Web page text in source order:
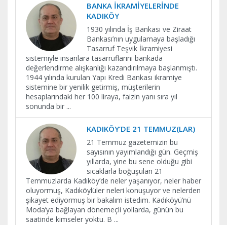
BANKA İKRAMİYELERİNDE
KADIKÖY
1930 yılında İş Bankası ve Ziraat
Bankası’nın uygulamaya başladığı
Tasarruf Teşvik İkramiyesi
sistemiyle insanlara tasarruflarını bankada
değerlendirme alışkanlığı kazandırılmaya başlanmıştı.
1944 yılında kurulan Yapı Kredi Bankası ikramiye
sistemine bir yenilik getirmiş, müşterilerin
hesaplarındaki her 100 liraya, faizin yanı sıra yıl
sonunda bir ...
KADIKÖY’DE 21 TEMMUZ(LAR)
21 Temmuz gazetemizin bu
sayısının yayımlandığı gün. Geçmiş
yıllarda, yine bu sene olduğu gibi
sıcaklarla boğuşulan 21
Temmuzlarda Kadıköy’de neler yaşanıyor, neler haber
oluyormuş, Kadıköylüler neleri konuşuyor ve nelerden
şikayet ediyormuş bir bakalım istedim. Kadıköyü’nü
Moda’ya bağlayan dönemeçli yollarda, günün bu
saatinde kimseler yoktu. B ...